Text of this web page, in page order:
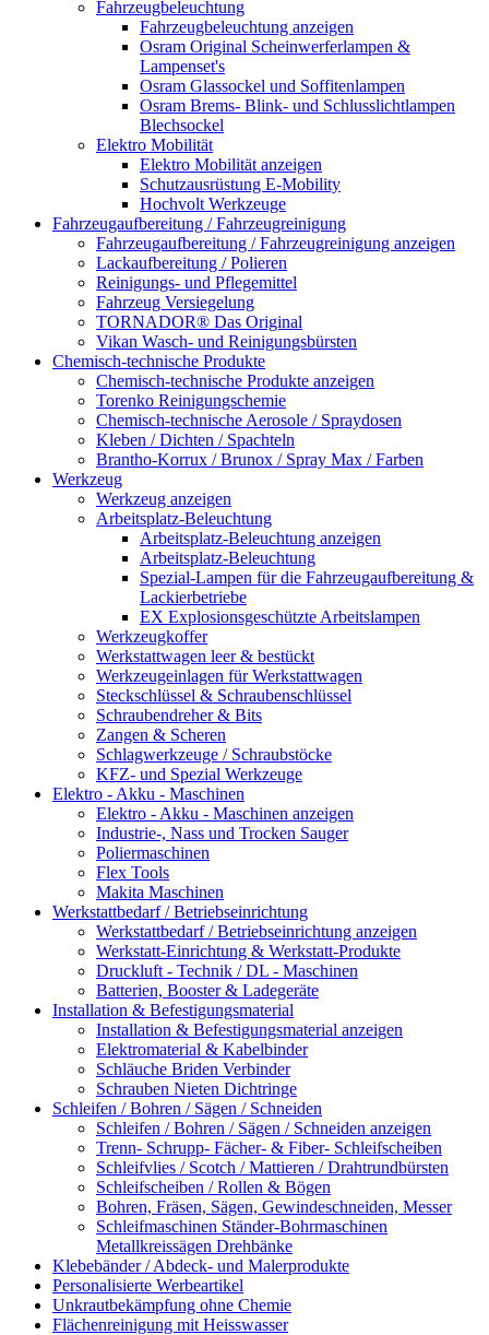
Fahrzeugbeleuchtung
Fahrzeugbeleuchtung anzeigen
Osram Original Scheinwerferlampen &
Lampenset's
Osram Glassockel und Soffitenlampen
Osram Brems- Blink- und Schlusslichtlampen
Blechsockel
Elektro Mobilität
Elektro Mobilität anzeigen
Schutzausrüstung E-Mobility
Hochvolt Werkzeuge
Fahrzeugaufbereitung / Fahrzeugreinigung
Fahrzeugaufbereitung / Fahrzeugreinigung anzeigen
Lackaufbereitung / Polieren
Reinigungs- und Pflegemittel
Fahrzeug Versiegelung
TORNADOR® Das Original
Vikan Wasch- und Reinigungsbürsten
Chemisch-technische Produkte
Chemisch-technische Produkte anzeigen
Torenko Reinigungschemie
Chemisch-technische Aerosole / Spraydosen
Kleben / Dichten / Spachteln
Brantho-Korrux / Brunox / Spray Max / Farben
Werkzeug
Werkzeug anzeigen
Arbeitsplatz-Beleuchtung
Arbeitsplatz-Beleuchtung anzeigen
Arbeitsplatz-Beleuchtung
Spezial-Lampen für die Fahrzeugaufbereitung &
Lackierbetriebe
EX Explosionsgeschützte Arbeitslampen
Werkzeugkoffer
Werkstattwagen leer & bestückt
Werkzeugeinlagen für Werkstattwagen
Steckschlüssel & Schraubenschlüssel
Schraubendreher & Bits
Zangen & Scheren
Schlagwerkzeuge / Schraubstöcke
KFZ- und Spezial Werkzeuge
Elektro - Akku - Maschinen
Elektro - Akku - Maschinen anzeigen
Industrie-, Nass und Trocken Sauger
Poliermaschinen
Flex Tools
Makita Maschinen
Werkstattbedarf / Betriebseinrichtung
Werkstattbedarf / Betriebseinrichtung anzeigen
Werkstatt-Einrichtung & Werkstatt-Produkte
Druckluft - Technik / DL - Maschinen
Batterien, Booster & Ladegeräte
Installation & Befestigungsmaterial
Installation & Befestigungsmaterial anzeigen
Elektromaterial & Kabelbinder
Schläuche Briden Verbinder
Schrauben Nieten Dichtringe
Schleifen / Bohren / Sägen / Schneiden
Schleifen / Bohren / Sägen / Schneiden anzeigen
Trenn- Schrupp- Fächer- & Fiber- Schleifscheiben
Schleifvlies / Scotch / Mattieren / Drahtrundbürsten
Schleifscheiben / Rollen & Bögen
Bohren, Fräsen, Sägen, Gewindeschneiden, Messer
Schleifmaschinen Ständer-Bohrmaschinen
Metallkreissägen Drehbänke
Klebebänder / Abdeck- und Malerprodukte
Personalisierte Werbeartikel
Unkrautbekämpfung ohne Chemie
Flächenreinigung mit Heisswasser